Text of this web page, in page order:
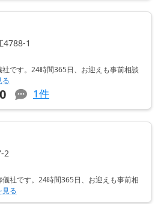
4788-1
です。24時間365日、お迎えも事前相談
る
1件
2
社です。24時間365日、お迎えも事前相
見る